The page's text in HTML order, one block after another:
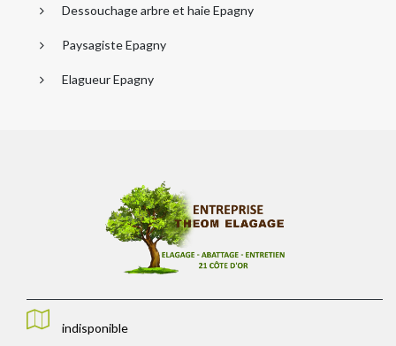
Dessouchage arbre et haie Epagny
Paysagiste Epagny
Elagueur Epagny
indisponible